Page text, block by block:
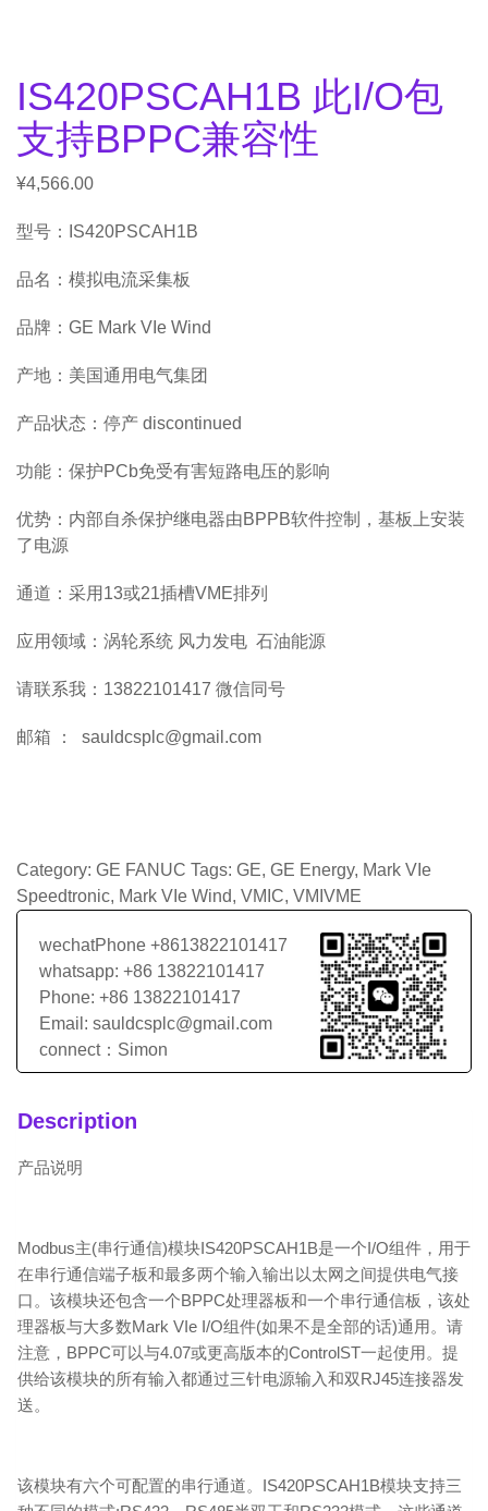
IS420PSCAH1B 此I/O包
支持BPPC兼容性
¥4,566.00
型号：IS420PSCAH1B
品名：模拟电流采集板
品牌：GE Mark VIe Wind
产地：美国通用电气集团
产品状态：停产 discontinued
功能：保护PCb免受有害短路电压的影响
优势：内部自杀保护继电器由BPPB软件控制，基板上安装
了电源
通道：采用13或21插槽VME排列
应用领域：涡轮系统 风力发电 石油能源
请联系我：13822101417 微信同号
邮箱 ： sauldcsplc@gmail.com
Category: GE FANUC Tags: GE, GE Energy, Mark VIe
Speedtronic, Mark VIe Wind, VMIC, VMIVME
wechatPhone +8613822101417
whatsapp: +86 13822101417
Phone: +86 13822101417
Email: sauldcsplc@gmail.com
connect：Simon
Description
产品说明
Modbus主(串行通信)模块IS420PSCAH1B是一个I/O组件，用于
在串行通信端子板和最多两个输入输出以太网之间提供电气接
口。该模块还包含一个BPPC处理器板和一个串行通信板，该处
理器板与大多数Mark VIe I/O组件(如果不是全部的话)通用。请
注意，BPPC可以与4.07或更高版本的ControlST一起使用。提
供给该模块的所有输入都通过三针电源输入和双RJ45连接器发
送。
该模块有六个可配置的串行通道。IS420PSCAH1B模块支持三